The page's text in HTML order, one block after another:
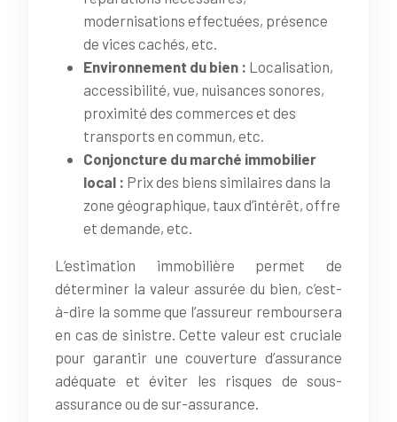
modernisations effectuées, présence
de vices cachés, etc.
Environnement du bien : Localisation,
accessibilité, vue, nuisances sonores,
proximité des commerces et des
transports en commun, etc.
Conjoncture du marché immobilier
local : Prix des biens similaires dans la
zone géographique, taux d’intérêt, offre
et demande, etc.
L’estimation immobilière permet de
déterminer la valeur assurée du bien, c’est-
à-dire la somme que l’assureur remboursera
en cas de sinistre. Cette valeur est cruciale
pour garantir une couverture d’assurance
adéquate et éviter les risques de sous-
assurance ou de sur-assurance.